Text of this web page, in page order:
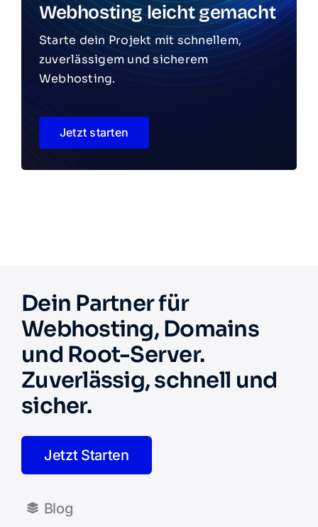
Webhosting leicht gemacht
Starte dein Projekt mit schnellem,
zuverlässigem und sicherem
Webhosting.
Jetzt starten
Dein Partner für
Webhosting, Domains
und Root-Server.
Zuverlässig, schnell und
sicher.
Jetzt Starten
Blog